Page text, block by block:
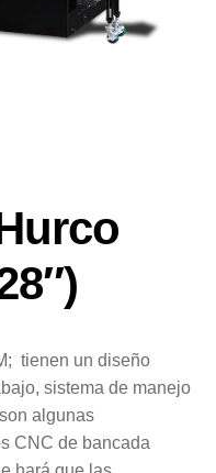
tienen un diseño
sistema de manejo
algunas
CNC de bancada